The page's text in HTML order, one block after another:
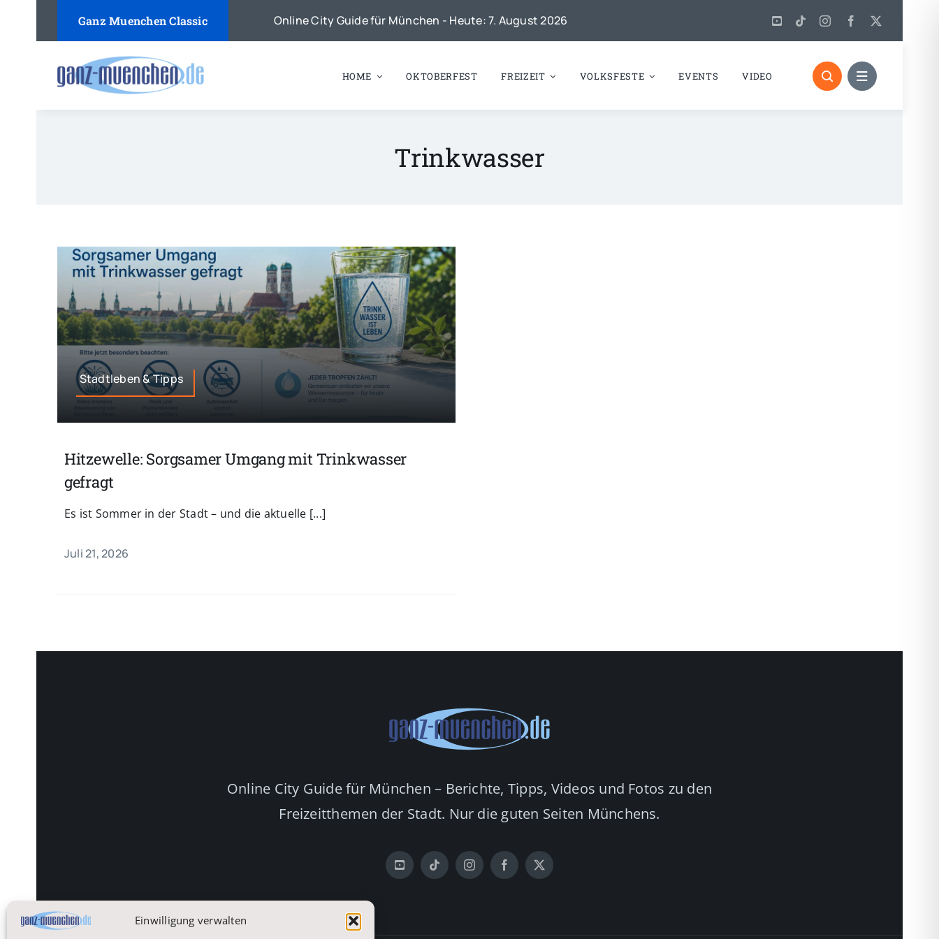
Einwilligung verwalten
Ganz Muenchen Classic Online City Guide für München - Heute: 7. August 2026
HOME OKTOBERFEST FREIZEIT VOLKSFESTE EVENTS VIDEO
Trinkwasser
Stadtleben & Tipps
Hitzewelle: Sorgsamer Umgang mit Trinkwasser
gefragt
Es ist Sommer in der Stadt – und die aktuelle [...]
Juli 21, 2026
Online City Guide für München – Berichte, Tipps, Videos und Fotos zu den
Freizeitthemen der Stadt. Nur die guten Seiten Münchens.